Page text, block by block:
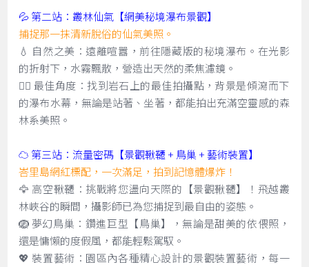
💦 第二站：叢林仙氣【網美秘境瀑布景觀】
捕捉那一抹清新脫俗的仙氣美照。
💧 自然之美：遠離喧囂，前往隱藏版的秘境瀑布。在光影
的折射下，水霧飄散，營造出天然的柔焦濾鏡。
🧚‍♀️ 最佳角度：找到岩石上的最佳拍攝點，背景是傾瀉而下
的瀑布水幕，無論是站著、坐著，都能拍出充滿空靈感的森
林系美照。
☁️ 第三站：流量密碼【景觀鞦韆 + 鳥巢 + 藝術裝置】
峇里島網紅標配，一次滿足，拍到記憶體爆炸！
🦅 高空鞦韆：挑戰將您盪向天際的【景觀鞦韆】！飛越叢
林峽谷的瞬間，攝影師已為您捕捉到最自由的姿態。
🪺 夢幻鳥巢：鑽進巨型【鳥巢】，無論是甜美的依偎照，
還是慵懶的度假風，都能輕鬆駕馭。
💖 裝置藝術：園區內各種精心設計的景觀裝置藝術，每一